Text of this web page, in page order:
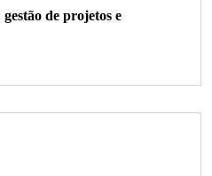
de projetos e